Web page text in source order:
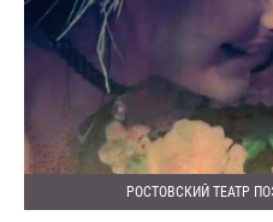
РОСТОВСКИЙ ТЕАТР